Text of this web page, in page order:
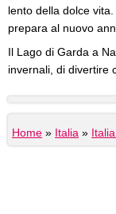
lento della dolce
prepara al nuovo
Il Lago di Garda a
invernali, di divertire
Home » Italia »